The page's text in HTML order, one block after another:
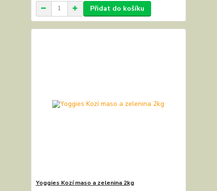
Přidat do košíku
Yoggies Kozí maso a zelenina 2kg